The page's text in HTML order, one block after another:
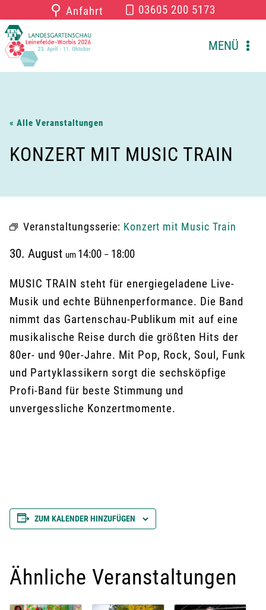
Inhalt
springen
⚲ Anfahrt 03605 200 5173
MENÜ
« Alle Veranstaltungen
KONZERT MIT MUSIC TRAIN
Veranstaltungsserie: Konzert mit Music Train
30. August um 14:00 – 18:00
MUSIC TRAIN steht für energiegeladene Live-
Musik und echte Bühnenperformance. Die Band
nimmt das Gartenschau-Publikum mit auf eine
musikalische Reise durch die größten Hits der
80er- und 90er-Jahre. Mit Pop, Rock, Soul, Funk
und Partyklassikern sorgt die sechsköpfige
Profi-Band für beste Stimmung und
unvergessliche Konzertmomente.
ZUM KALENDER HINZUFÜGEN
Ähnliche Veranstaltungen